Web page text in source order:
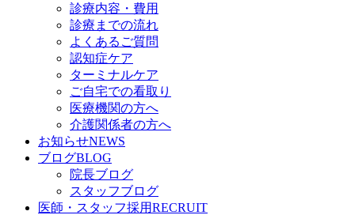
診療内容・費用
診療までの流れ
よくあるご質問
認知症ケア
ターミナルケア
ご自宅での看取り
医療機関の方へ
介護関係者の方へ
お知らせNEWS
ブログBLOG
院長ブログ
スタッフブログ
医師・スタッフ採用RECRUIT